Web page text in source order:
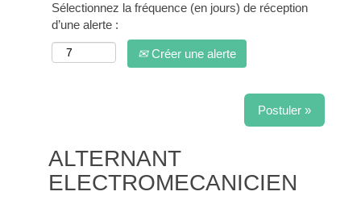
Sélectionnez la fréquence (en jours) de réception
d’une alerte :
Créer une alerte
Postuler »
ALTERNANT
ELECTROMECANICIEN